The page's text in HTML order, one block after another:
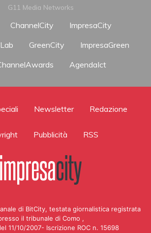
G11 Media Networks
ChannelCity
ImpresaCity
GreenCity
ImpresaGreen
AgendaIct
Newsletter Redazione
Pubblicità RSS
di BitCity, testata giornalistica registrata
il tribunale di Como ,
11/10/2007- Iscrizione ROC n. 15698